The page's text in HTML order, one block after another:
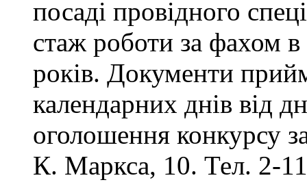
посаді провідного
стаж роботи за фахом
років. Документи
календарних днів від
оголошення конкурсу
К. Маркса, 10. Тел. 2-